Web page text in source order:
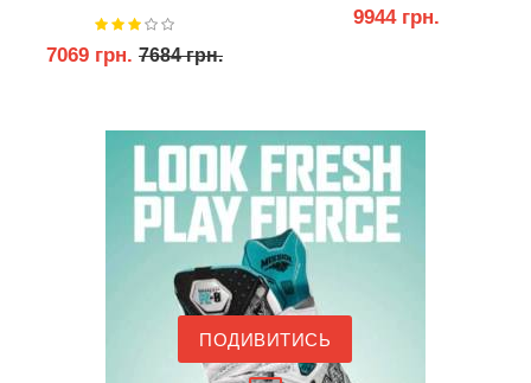
7069 грн. 7684 грн.
9944 грн.
ПОДИВИТИСЬ